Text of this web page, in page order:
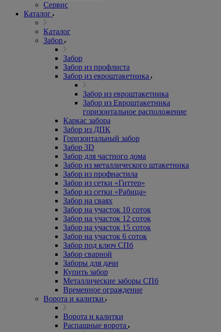
Сервис
Каталог
Каталог
Забор
Забор
Забор из профлиста
Забор из евроштакетника
Забор из евроштакетника
Забор из Евроштакетника
горизонтальное расположение
Каркас забора
Забор из ДПК
Горизонтальный забор
Забор 3D
Забор для частного дома
Забор из металлического штакетника
Забор из профнастила
Забор из сетки «Гиттер»
Забор из сетки «Рабица»
Забор на сваях
Забор на участок 10 соток
Забор на участок 12 соток
Забор на участок 15 соток
Забор на участок 6 соток
Забор под ключ СПб
Забор сварной
Заборы для дачи
Купить забор
Металлические заборы СПб
Временное ограждение
Ворота и калитки
Ворота и калитки
Распашные ворота